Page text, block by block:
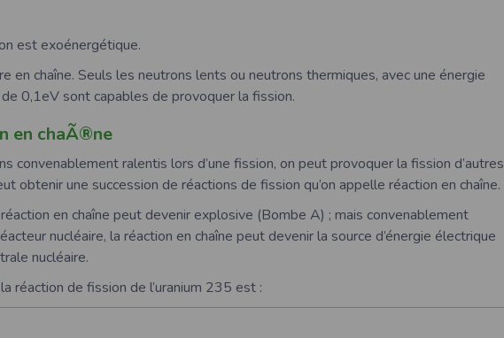
est exoénergétique.
en chaîne. Seuls les neutrons lents ou neutrons thermiques, avec une énergie
de 0,1eV sont capables de provoquer la fission.
en chaÃ®ne
convenablement ralentis lors d’une fission, on peut provoquer la fission d’autres
obtenir une succession de réactions de fission qu’on appelle réaction en chaîne.
en chaîne peut devenir explosive (Bombe A) ; mais convenablement
nucléaire, la réaction en chaîne peut devenir la source d’énergie électrique
nucléaire.
réaction de fission de l’uranium 235 est :